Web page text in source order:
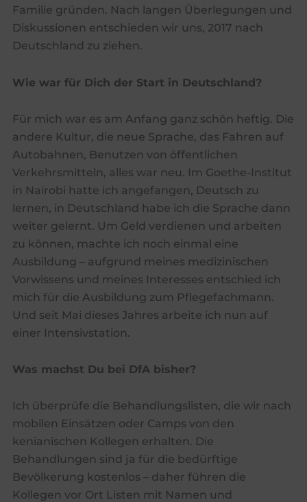
Familie gründen. Nach langen Überlegungen und
Diskussionen entschieden wir uns, 2017 nach
Deutschland zu ziehen.
Wie war für Dich der Start in Deutschland?
Für mich war es am Anfang ganz schön heftig. Die
andere Kultur, die neue Sprache, das Fahren auf
Autobahnen, Benutzen von öffentlichen
Verkehrsmitteln, alles war neu. Im Goethe-Institut
in Nairobi hatte ich angefangen, Deutsch zu
lernen, in Deutschland habe ich die Sprache dann
weiter gelernt. Um Geld verdienen und arbeiten
zu können, machte ich noch einmal eine
Ausbildung – aufgrund meines medizinischen
Vorwissens und meines Interesses entschied ich
mich für die Ausbildung zum Pflegefachmann.
Und seit Mai dieses Jahres arbeite ich nun auf
einer Intensivstation.
Was machst Du bei DfA bisher?
Ich überprüfe die Behandlungslisten, die wir nach
mobilen Einsätzen oder Camps von den
kenianischen Kollegen erhalten. Die
Behandlungen sind ja für die bedürftige
Bevölkerung kostenlos – daher führen die
Kollegen vor Ort Listen mit Namen und